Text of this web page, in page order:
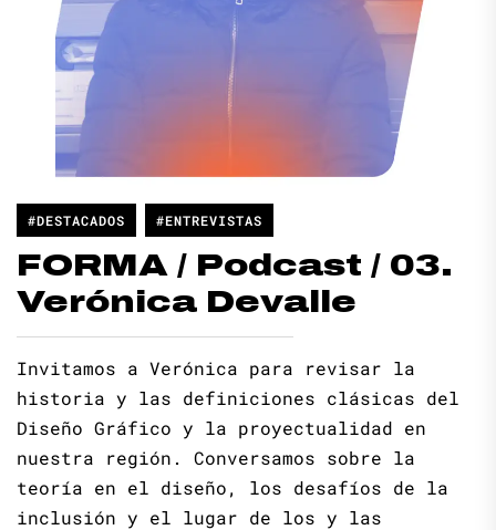
#DESTACADOS #ENTREVISTAS
FORMA / Podcast / 03.
Verónica Devalle
Invitamos a Verónica para revisar la
historia y las definiciones clásicas del
Diseño Gráfico y la proyectualidad en
nuestra región. Conversamos sobre la
teoría en el diseño, los desafíos de la
inclusión y el lugar de los y las